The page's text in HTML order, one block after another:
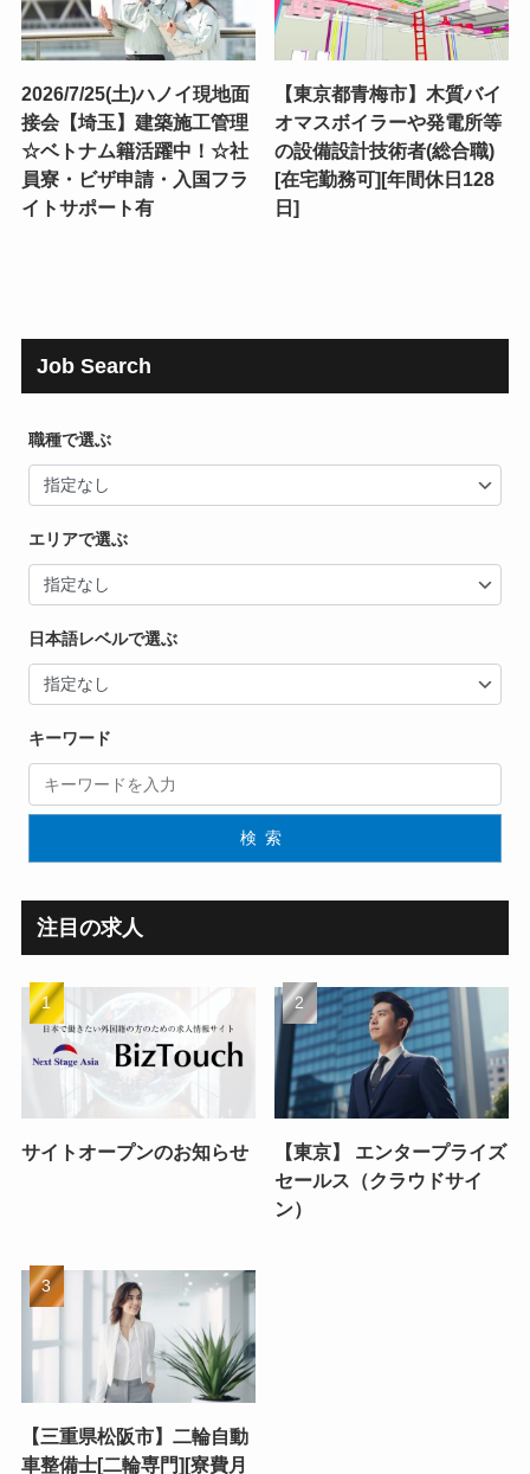
2026/7/25(土)ハノイ現地面
接会【埼玉】建築施工管理
☆ベトナム籍活躍中！☆社
員寮・ビザ申請・入国フラ
イトサポート有
【東京都青梅市】木質バイ
オマスボイラーや発電所等
の設備設計技術者(総合職)
[在宅勤務可][年間休日128
日]
Job Search
職種で選ぶ
エリアで選ぶ
日本語レベルで選ぶ
キーワード
検索
注目の求人
サイトオープンのお知らせ
【東京】 エンタープライズ
セールス（クラウドサイ
ン）
【三重県松阪市】二輪自動
車整備士[二輪専門][寮費月